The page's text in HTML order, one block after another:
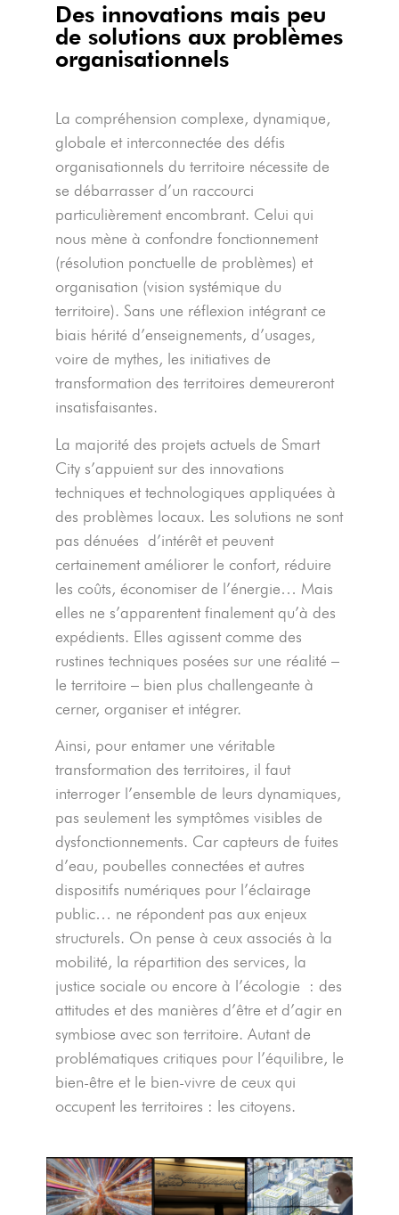
Des innovations mais peu
de solutions aux problèmes
organisationnels
La compréhension complexe, dynamique,
globale et interconnectée des défis
organisationnels du territoire nécessite de
se débarrasser d’un raccourci
particulièrement encombrant. Celui qui
nous mène à confondre fonctionnement
(résolution ponctuelle de problèmes) et
organisation (vision systémique du
territoire). Sans une réflexion intégrant ce
biais hérité d’enseignements, d’usages,
voire de mythes, les initiatives de
transformation des territoires demeureront
insatisfaisantes.
La majorité des projets actuels de Smart
City s’appuient sur des innovations
techniques et technologiques appliquées à
des problèmes locaux. Les solutions ne sont
pas dénuées d’intérêt et peuvent
certainement améliorer le confort, réduire
les coûts, économiser de l’énergie… Mais
elles ne s’apparentent finalement qu’à des
expédients. Elles agissent comme des
rustines techniques posées sur une réalité –
le territoire – bien plus challengeante à
cerner, organiser et intégrer.
Ainsi, pour entamer une véritable
transformation des territoires, il faut
interroger l’ensemble de leurs dynamiques,
pas seulement les symptômes visibles de
dysfonctionnements. Car capteurs de fuites
d’eau, poubelles connectées et autres
dispositifs numériques pour l’éclairage
public… ne répondent pas aux enjeux
structurels. On pense à ceux associés à la
mobilité, la répartition des services, la
justice sociale ou encore à l’écologie : des
attitudes et des manières d’être et d’agir en
symbiose avec son territoire. Autant de
problématiques critiques pour l’équilibre, le
bien-être et le bien-vivre de ceux qui
occupent les territoires : les citoyens.